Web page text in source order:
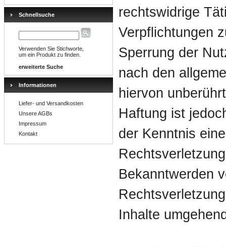
Schnellsuche
Verwenden Sie Stichworte,
um ein Produkt zu finden.
erweiterte Suche
Informationen
Liefer- und Versandkosten
Unsere AGBs
Impressum
Kontakt
rechtswidrige
Verpflichtungen
Sperrung der
nach den
hiervon
Haftung ist
der Kenntnis
Bekanntwerden
Inhalte